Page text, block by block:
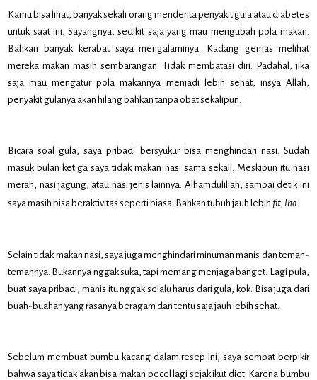
Kamu bisa lihat, banyak sekali orang menderita penyakit gula atau diabetes
untuk saat ini. Sayangnya, sedikit saja yang mau mengubah pola makan.
Bahkan banyak kerabat saya mengalaminya. Kadang gemas melihat
mereka makan masih sembarangan. Tidak membatasi diri. Padahal, jika
saja mau mengatur pola makannya menjadi lebih sehat, insya Allah,
penyakit gulanya akan hilang bahkan tanpa obat sekalipun.
Bicara soal gula, saya pribadi bersyukur bisa menghindari nasi. Sudah
masuk bulan ketiga saya tidak makan nasi sama sekali. Meskipun itu nasi
merah, nasi jagung, atau nasi jenis lainnya. Alhamdulillah, sampai detik ini
saya masih bisa beraktivitas seperti biasa. Bahkan tubuh jauh lebih fit, lho.
Selain tidak makan nasi, saya juga menghindari minuman manis dan teman-
temannya. Bukannya nggak suka, tapi memang menjaga banget. Lagi pula,
buat saya pribadi, manis itu nggak selalu harus dari gula, kok. Bisa juga dari
buah-buahan yang rasanya beragam dan tentu saja jauh lebih sehat.
Sebelum membuat bumbu kacang dalam resep ini, saya sempat berpikir
bahwa saya tidak akan bisa makan pecel lagi sejak ikut diet. Karena bumbu